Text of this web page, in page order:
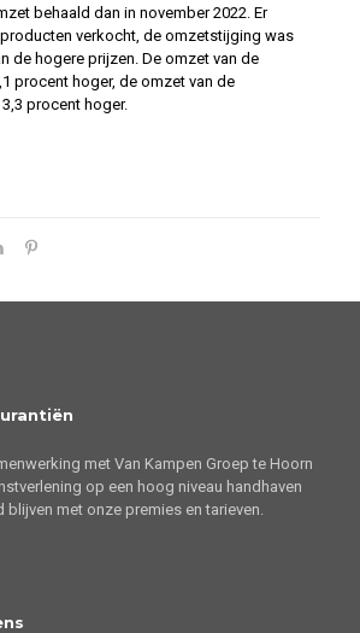
behaald dan in november 2022. Er
verkocht, de omzetstijging was
de hogere prijzen. De omzet van de
procent hoger, de omzet van de
procent hoger.
met Van Kampen Groep te Hoorn
op een hoog niveau handhaven
blijven met onze premies en tarieven.